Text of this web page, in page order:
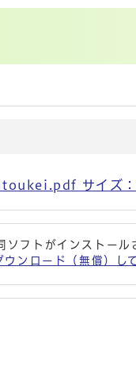
サイズ
フトがインストール
ロード（無償）して